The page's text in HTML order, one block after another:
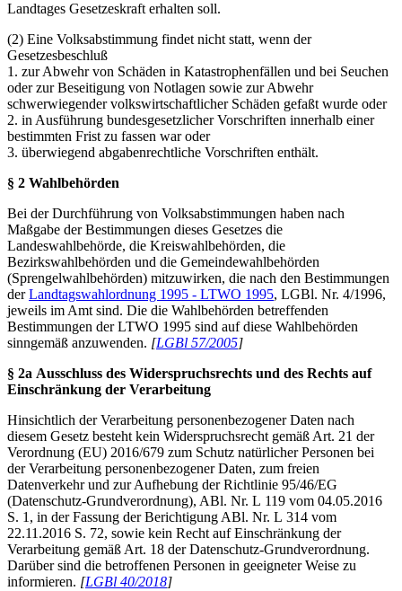
Landtages Gesetzeskraft erhalten soll.
(2) Eine Volksabstimmung findet nicht statt, wenn der
Gesetzesbeschluß
1. zur Abwehr von Schäden in Katastrophenfällen und bei Seuchen
oder zur Beseitigung von Notlagen sowie zur Abwehr
schwerwiegender volkswirtschaftlicher Schäden gefaßt wurde oder
2. in Ausführung bundesgesetzlicher Vorschriften innerhalb einer
bestimmten Frist zu fassen war oder
3. überwiegend abgabenrechtliche Vorschriften enthält.
§ 2 Wahlbehörden
Bei der Durchführung von Volksabstimmungen haben nach
Maßgabe der Bestimmungen dieses Gesetzes die
Landeswahlbehörde, die Kreiswahlbehörden, die
Bezirkswahlbehörden und die Gemeindewahlbehörden
(Sprengelwahlbehörden) mitzuwirken, die nach den Bestimmungen
derLandtagswahlordnung 1995 - LTWO 1995, LGBl. Nr. 4/1996,
jeweils im Amt sind. Die die Wahlbehörden betreffenden
Bestimmungen der LTWO 1995 sind auf diese Wahlbehörden
sinngemäß anzuwenden. [LGBl 57/2005]
§ 2a Ausschluss des Widerspruchsrechts und des Rechts auf
Einschränkung der Verarbeitung
Hinsichtlich der Verarbeitung personenbezogener Daten nach
diesem Gesetz besteht kein Widerspruchsrecht gemäß Art. 21 der
Verordnung (EU) 2016/679 zum Schutz natürlicher Personen bei
der Verarbeitung personenbezogener Daten, zum freien
Datenverkehr und zur Aufhebung der Richtlinie 95/46/EG
(Datenschutz-Grundverordnung), ABl. Nr. L 119 vom 04.05.2016
S. 1, in der Fassung der Berichtigung ABl. Nr. L 314 vom
22.11.2016 S. 72, sowie kein Recht auf Einschränkung der
Verarbeitung gemäß Art. 18 der Datenschutz-Grundverordnung.
Darüber sind die betroffenen Personen in geeigneter Weise zu
informieren. [LGBl 40/2018]